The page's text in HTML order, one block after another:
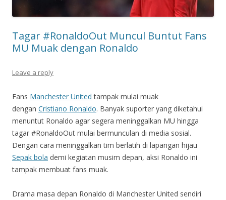
Tagar #RonaldoOut Muncul Buntut Fans
MU Muak dengan Ronaldo
Leave a reply
Fans Manchester United tampak mulai muak
dengan Cristiano Ronaldo. Banyak suporter yang diketahui
menuntut Ronaldo agar segera meninggalkan MU hingga
tagar #RonaldoOut mulai bermunculan di media sosial.
Dengan cara meninggalkan tim berlatih di lapangan hijau
Sepak bola demi kegiatan musim depan, aksi Ronaldo ini
tampak membuat fans muak.
Drama masa depan Ronaldo di Manchester United sendiri